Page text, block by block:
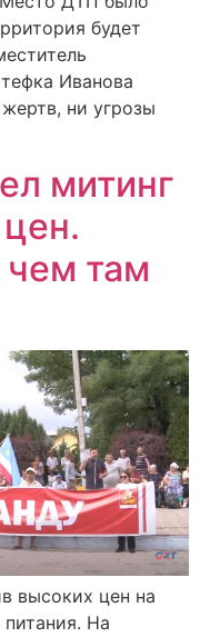
будет
Иванова
ни угрозы
митинг
там
высоких цен на
питания. На